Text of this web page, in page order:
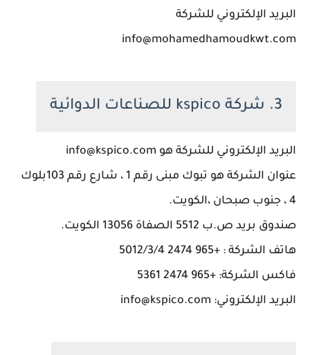
البريد الإلكتروني للشركة
info@mohamedhamoudkwt.com
3. شركة kspico للصناعات الدوائية
البريد الإلكتروني للشركة هو info@kspico.com
عنوان الشركة هو تبوك مبنى رقم 1 ، شارع رقم 103بلوك
4 ، جنوب صبحان ،الكويت.
صندوق بريد ص.ب 5512 الصفاة 13056 الكويت.
هاتف الشركة : +965 2474 5012/3/4
فاكس الشركة: +965 2474 5361
البريد الإلكتروني: info@kspico.com